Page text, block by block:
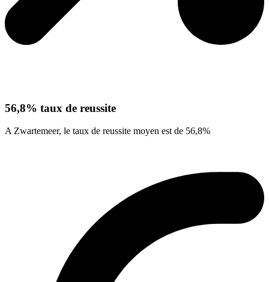
56,8% taux de reussite
A Zwartemeer, le taux de reussite moyen est de 56,8%